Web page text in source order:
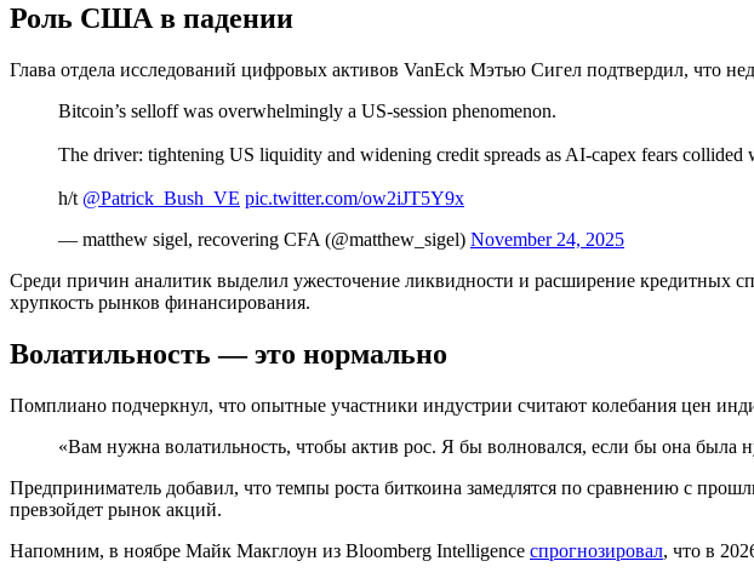
Роль США в падении
Глава отдела исследований цифровых активов VanEck Мэтью Сигел подтвердил, что
Bitcoin’s selloff was overwhelmingly a US-session phenomenon.
The driver: tightening US liquidity and widening credit spreads as AI-capex fears collided
h/t @Patrick_Bush_VE pic.twitter.com/ow2iJT5Y9x
— matthew sigel, recovering CFA (@matthew_sigel) November 24, 2025
Среди причин аналитик выделил ужесточение ликвидности и расширение кредитных
хрупкость рынков финансирования.
Волатильность — это нормально
Помплиано подчеркнул, что опытные участники индустрии считают колебания цен
«Вам нужна волатильность, чтобы актив рос. Я бы волновался, если бы она была
Предприниматель добавил, что темпы роста биткоина замедлятся по сравнению с
превзойдет рынок акций.
Напомним, в ноябре Майк Макглоун из Bloomberg Intelligence спрогнозировал, что в